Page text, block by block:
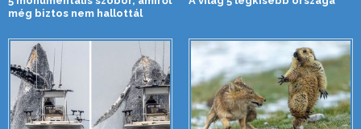
még biztos nem hallottál